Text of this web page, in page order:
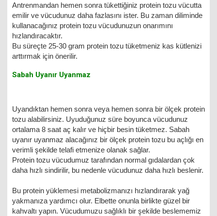
Antrenmandan hemen sonra tükettiğiniz protein tozu vücutta
emilir ve vücudunuz daha fazlasını ister. Bu zaman diliminde
kullanacağınız protein tozu vücudunuzun onarımını
hızlandıracaktır.
Bu süreçte 25-30 gram protein tozu tüketmeniz kas kütlenizi
arttırmak için önerilir.
Sabah Uyanır Uyanmaz
Uyandıktan hemen sonra veya hemen sonra bir ölçek protein
tozu alabilirsiniz. Uyuduğunuz süre boyunca vücudunuz
ortalama 8 saat aç kalır ve hiçbir besin tüketmez. Sabah
uyanır uyanmaz alacağınız bir ölçek protein tozu bu açlığı en
verimli şekilde telafi etmenize olanak sağlar.
Protein tozu vücudumuz tarafından normal gıdalardan çok
daha hızlı sindirilir, bu nedenle vücudunuz daha hızlı beslenir.
Bu protein yüklemesi metabolizmanızı hızlandırarak yağ
yakmanıza yardımcı olur. Elbette onunla birlikte güzel bir
kahvaltı yapın. Vücudumuzu sağlıklı bir şekilde beslememiz